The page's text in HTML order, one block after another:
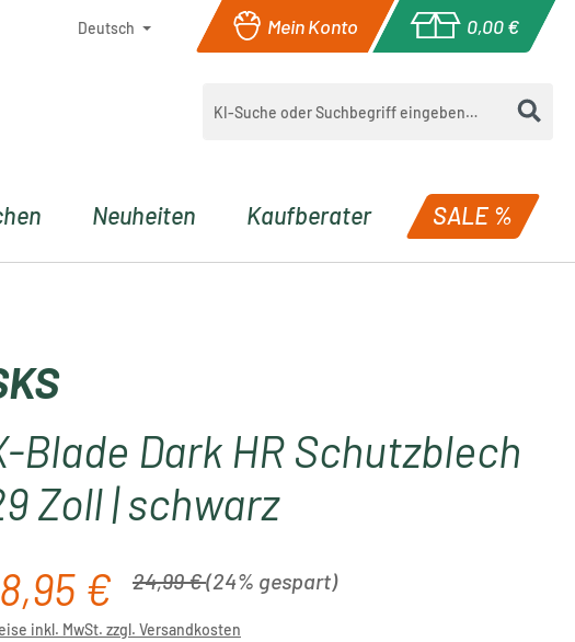
Deutsch Mein Konto 0,00 €
Warenkorb
Neuheiten Kaufberater SALE %
Blade Dark HR Schutzblech
Zoll | schwarz
€ Regulärer Preis:
24,99 €(24% gespart)
inkl. MwSt. zzgl. Versandkosten